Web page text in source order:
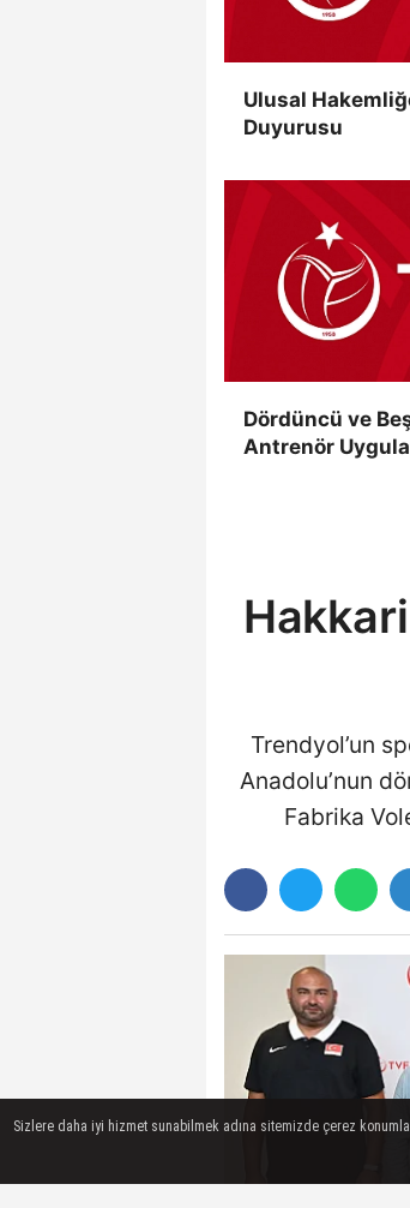
Ulusal
Duyurusu
Dördüncü ve
Antrenör
Trendyol’un
Anadolu’nun
Fabrika
Sizlere daha iyi hizmet sunabilmek adına sitemizde çerez